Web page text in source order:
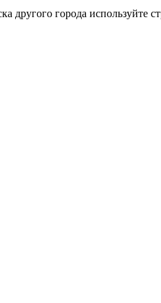
другого города используйте